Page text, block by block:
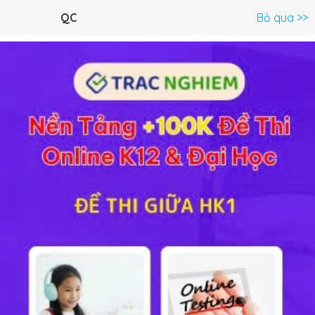
QC Bỏ qua >>
C.Trình lớp 9 > Sinh Học 9 Toán 9 Ngữ Văn 9 Tiếng
Giải bài tập SGK Bài 17 Sinh học 9
Lý thuyết 10Trắc nghiệm 14BT SGK 201FAQ
Hướng dẫn giải bài tập SGK Cơ bản và Nâng caoSinh
Mối quan hệ giữa gen
giúp các em học sinh nắm vững và củng cố lại
kiến thức môn Sinh.
Bài tập 1 trang 53 SGK Sinh học 9
Những điểm khác nhau cơ bản trong cấu trúc của ADN và